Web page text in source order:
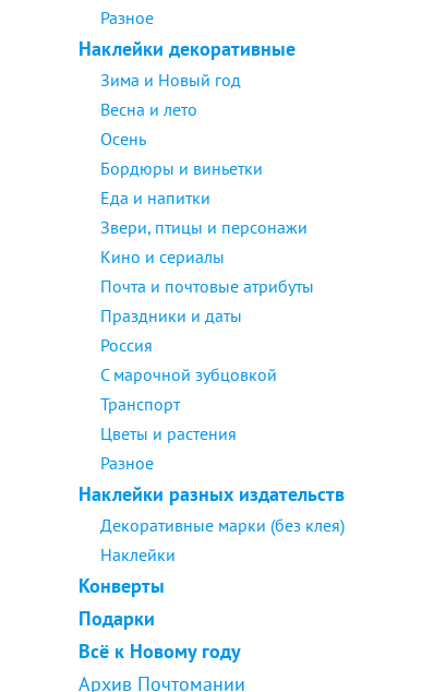
Разное
Наклейки декоративные
Зима и Новый год
Весна и лето
Осень
Бордюры и виньетки
Еда и напитки
Звери, птицы и персонажи
Кино и сериалы
Почта и почтовые атрибуты
Праздники и даты
Россия
С марочной зубцовкой
Транспорт
Цветы и растения
Разное
Наклейки разных издательств
Декоративные марки (без клея)
Наклейки
Конверты
Подарки
Всё к Новому году
Архив Почтомании